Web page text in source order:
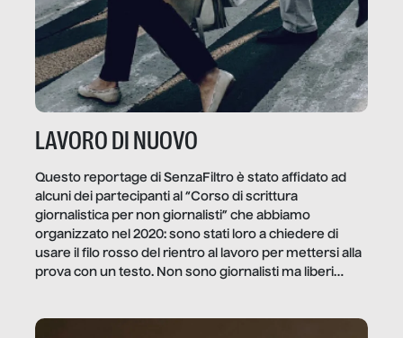
LAVORO DI NUOVO
Questo reportage di SenzaFiltro è stato affidato ad
alcuni dei partecipanti al “Corso di scrittura
giornalistica per non giornalisti” che abbiamo
organizzato nel 2020: sono stati loro a chiedere di
usare il filo rosso del rientro al lavoro per mettersi alla
prova con un testo. Non sono giornalisti ma liberi